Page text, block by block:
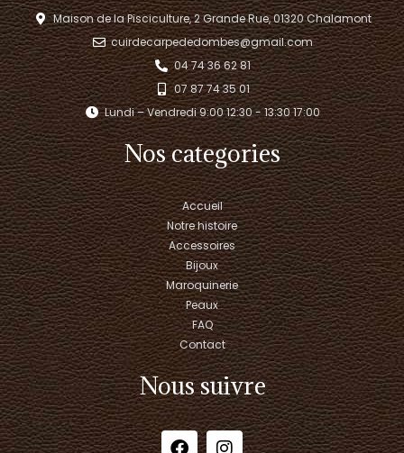
Maison de la Pisciculture, 2 Grande Rue, 01320 Chalamont
cuirdecarpededombes@gmail.com
04 74 36 62 81
07 87 74 35 01
Lundi – Vendredi 9:00 12:30 - 13:30 17:00​
Nos categories
Accueil
Notre histoire
Accessoires
Bijoux
Maroquinerie
Peaux
FAQ
Contact
Nous suivre